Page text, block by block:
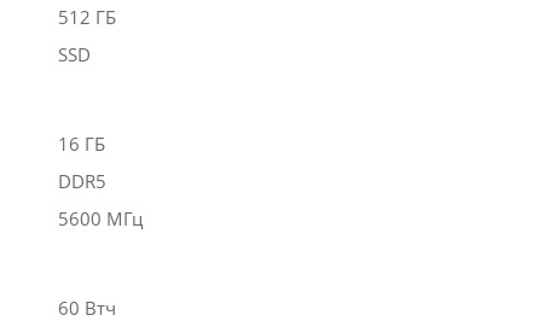
512 ГБ
SSD
16 ГБ
DDR5
5600 МГц
60 Втч